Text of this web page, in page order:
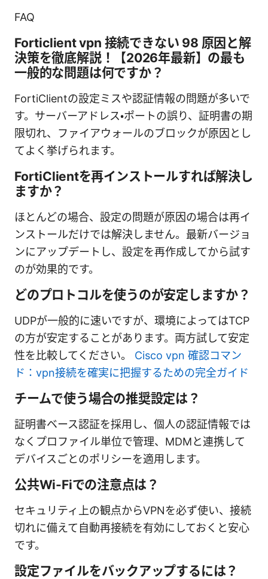
FAQ
Forticlient vpn 接続できない 98 原因と解
決策を徹底解説！【2026年最新】の最も
一般的な問題は何ですか？
FortiClientの設定ミスや認証情報の問題が多いで
す。サーバーアドレス・ポートの誤り、証明書の期
限切れ、ファイアウォールのブロックが原因とし
てよく挙げられます。
FortiClientを再インストールすれば解決し
ますか？
ほとんどの場合、設定の問題が原因の場合は再イ
ンストールだけでは解決しません。最新バージョ
ンにアップデートし、設定を再作成してから試す
のが効果的です。
どのプロトコルを使うのが安定しますか？
UDPが一般的に速いですが、環境によってはTCP
の方が安定することがあります。両方試して安定
性を比較してください。 Cisco vpn 確認コマン
ド：vpn接続を確実に把握するための完全ガイド
チームで使う場合の推奨設定は？
証明書ベース認証を採用し、個人の認証情報では
なくプロファイル単位で管理、MDMと連携して
デバイスごとのポリシーを適用します。
公共Wi-Fiでの注意点は？
セキュリティ上の観点からVPNを必ず使い、接続
切れに備えて自動再接続を有効にしておくと安心
です。
設定ファイルをバックアップするには？